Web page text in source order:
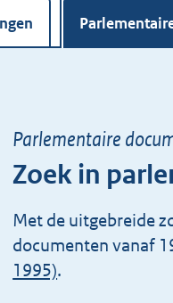
Zoek in
Parlementaire
Met de uitgebreide
documenten vanaf
1995).